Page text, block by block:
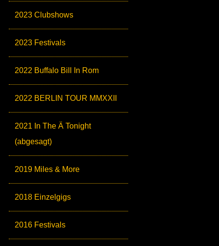
2023 Clubshows
2023 Festivals
2022 Buffalo Bill In Rom
2022 BERLIN TOUR MMXXII
2021 In The Ä Tonight
(abgesagt)
2019 Miles & More
2018 Einzelgigs
2016 Festivals